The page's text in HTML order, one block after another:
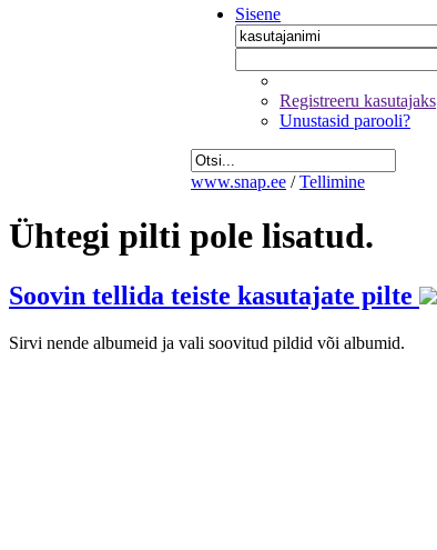
Sisene
Registreeru kasutajaks
Unustasid parooli?
www.snap.ee / Tellimine
Ühtegi pilti pole lisatud.
Soovin tellida teiste kasutajate pilte
Sirvi nende albumeid ja vali soovitud pildid või albumid.